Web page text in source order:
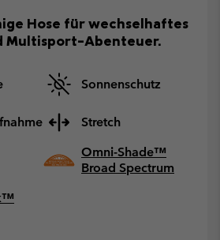
Hose für wechselhaftes
Multisport-Abenteuer.
Sonnenschutz
Stretch
Omni-Shade™
Broad Spectrum